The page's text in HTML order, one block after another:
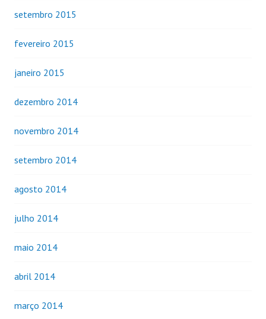
setembro 2015
fevereiro 2015
janeiro 2015
dezembro 2014
novembro 2014
setembro 2014
agosto 2014
julho 2014
maio 2014
abril 2014
março 2014